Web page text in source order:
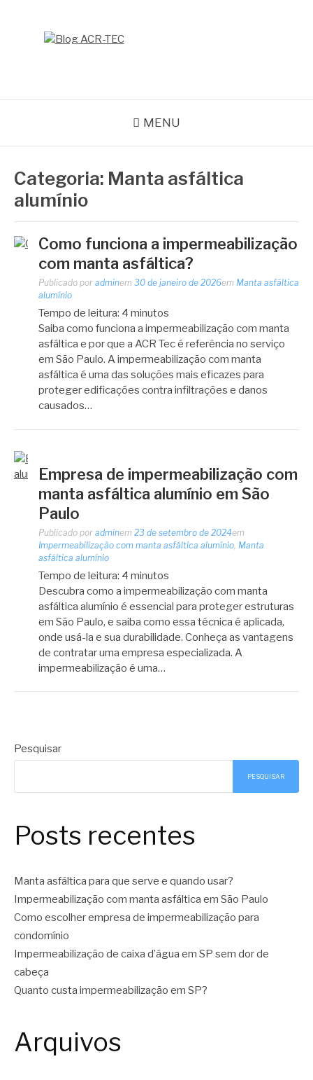
MENU
Categoria: Manta asfáltica
alumínio
Como funciona a impermeabilização
com manta asfáltica?
Publicado por adminem 30 de janeiro de 2026em Manta asfáltica
alumínio
Tempo de leitura: 4 minutos
Saiba como funciona a impermeabilização com manta
asfáltica e por que a ACR Tec é referência no serviço
em São Paulo. A impermeabilização com manta
asfáltica é uma das soluções mais eficazes para
proteger edificações contra infiltrações e danos
causados…
Empresa de impermeabilização com
manta asfáltica alumínio em São
Paulo
Publicado por adminem 23 de setembro de 2024em
Impermeabilização com manta asfáltica alumínio Manta
asfáltica alumínio
Tempo de leitura: 4 minutos
Descubra como a impermeabilização com manta
asfáltica alumínio é essencial para proteger estruturas
em São Paulo, e saiba como essa técnica é aplicada,
onde usá-la e sua durabilidade. Conheça as vantagens
de contratar uma empresa especializada. A
impermeabilização é uma…
Pesquisar
PESQUISAR
Posts recentes
Manta asfáltica para que serve e quando usar?
Impermeabilização com manta asfáltica em São Paulo
Como escolher empresa de impermeabilização para
condomínio
Impermeabilização de caixa d’água em SP sem dor de
cabeça
Quanto custa impermeabilização em SP?
Arquivos